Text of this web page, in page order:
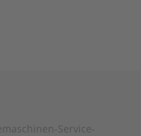
Service-